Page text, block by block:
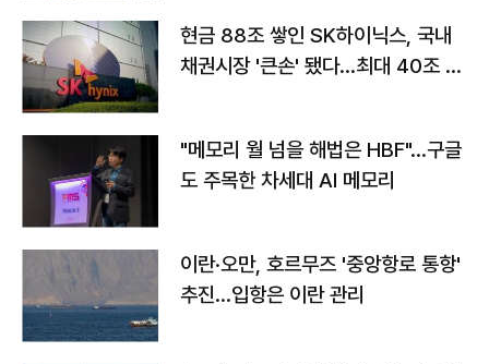
현금 88조 쌓인 SK하이닉스, 국내
채권시장 '큰손' 됐다…최대 40조 투
"메모리 월 넘을 해법은 HBF"…구글
도 주목한 차세대 AI 메모리
이란·오만, 호르무즈 '중앙항로 통항'
추진…입항은 이란 관리